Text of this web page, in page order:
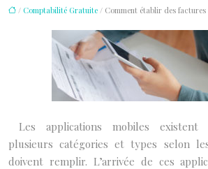
/ Comptabilité Gratuite / Comment établir des factures
Les applications mobiles existent
plusieurs catégories et types selon
doivent remplir. L’arrivée de ces